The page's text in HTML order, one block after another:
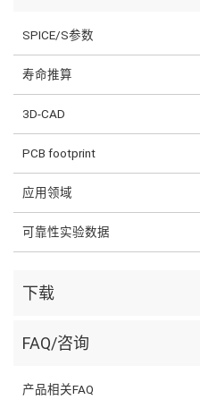
SPICE/S参数
寿命推算
3D-CAD
PCB footprint
应用领域
可靠性实验数据
下载
FAQ/咨询
产品相关FAQ